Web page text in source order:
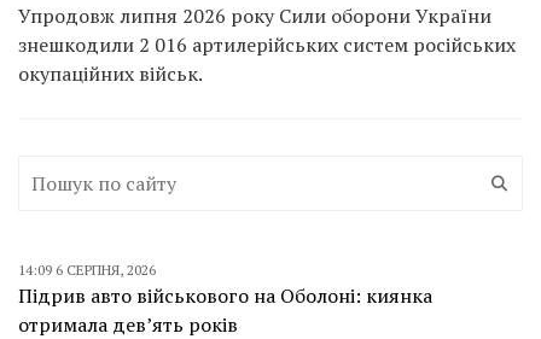
Упродовж липня 2026 року Сили оборони України
знешкодили 2 016 артилерійських систем російських
окупаційних військ.
14:09 6 СЕРПНЯ, 2026
Підрив авто військового на Оболоні: киянка
отримала дев’ять років